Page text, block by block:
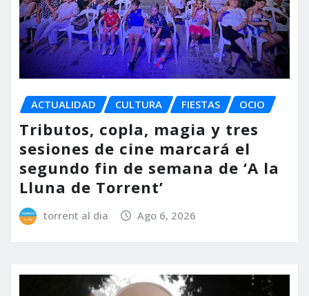
ACTUALIDAD CULTURA FIESTAS OCIO
Tributos, copla, magia y tres
sesiones de cine marcará el
segundo fin de semana de ‘A la
Lluna de Torrent’
torrent al dia Ago 6, 2026